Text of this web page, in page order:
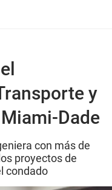
y
Dade
con más de
proyectos de
condado